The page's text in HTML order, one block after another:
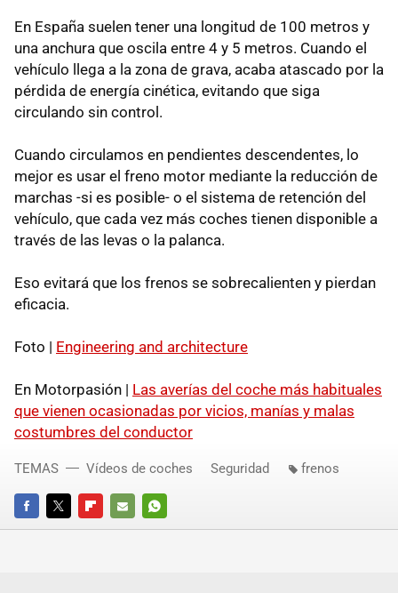
En España suelen tener una longitud de 100 metros y
una anchura que oscila entre 4 y 5 metros. Cuando el
vehículo llega a la zona de grava, acaba atascado por la
pérdida de energía cinética, evitando que siga
circulando sin control.
Cuando circulamos en pendientes descendentes, lo
mejor es usar el freno motor mediante la reducción de
marchas -si es posible- o el sistema de retención del
vehículo, que cada vez más coches tienen disponible a
través de las levas o la palanca.
Eso evitará que los frenos se sobrecalienten y pierdan
eficacia.
Foto | Engineering and architecture
En Motorpasión | Las averías del coche más habituales
que vienen ocasionadas por vicios, manías y malas
costumbres del conductor
FACEBOOKTWITTERFLIPBOARD
E-
WHATSAPP
TEMAS Vídeos de coches Seguridad frenos